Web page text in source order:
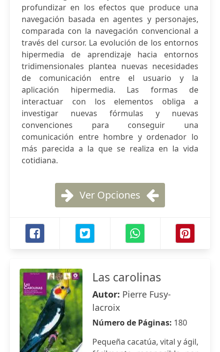
profundizar en los efectos que produce una
navegación basada en agentes y personajes,
comparada con la navegación convencional a
través del cursor. La evolución de los entornos
hipermedia de aprendizaje hacia entornos
tridimensionales plantea nuevas necesidades
de comunicación entre el usuario y la
aplicación hipermedia. Las formas de
interactuar con los elementos obliga a
investigar nuevas fórmulas y nuevas
convenciones para conseguir una
comunicación entre hombre y ordenador lo
más parecida a la que se realiza en la vida
cotidiana.
Ver Opciones
Las carolinas
Autor: Pierre Fusy-
lacroix
Número de Páginas: 180
Pequeña cacatúa, vital y ágil,